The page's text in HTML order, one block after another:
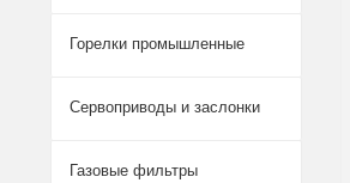
Горелки промышленные
Сервоприводы и заслонки
Газовые фильтры